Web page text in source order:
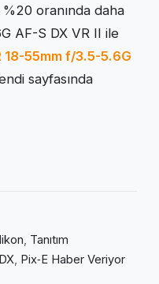
oranında daha
AF-S DX VR II ile
18-55mm f/3.5-5.6G
sayfasında
, Tanıtım
, Pix‑E Haber Veriyor